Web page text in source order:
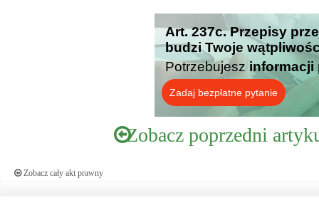
Art. 237c. Przepisy
budzi Twoje
Potrzebujesz informacji
Zadaj bezpłatne pytanie
Zobacz poprzedni
Zobacz cały akt prawny